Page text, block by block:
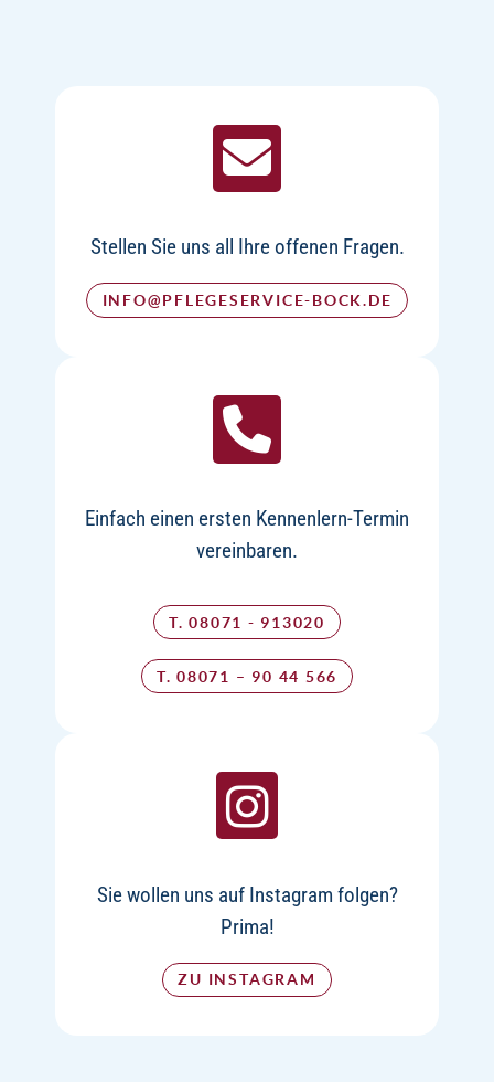
Stellen Sie uns all Ihre offenen Fragen.
INFO@PFLEGESERVICE-BOCK.DE
Einfach einen ersten Kennenlern-Termin
vereinbaren.
T. 08071 - 913020
T. 08071 – 90 44 566
Sie wollen uns auf Instagram folgen?
Prima!
ZU INSTAGRAM